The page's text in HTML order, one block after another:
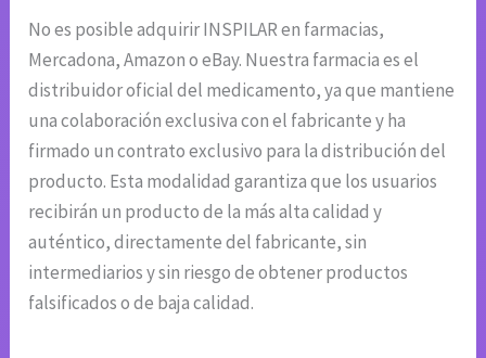
No es posible adquirir INSPILAR en farmacias,
Mercadona, Amazon o eBay. Nuestra farmacia es el
distribuidor oficial del medicamento, ya que mantiene
una colaboración exclusiva con el fabricante y ha
firmado un contrato exclusivo para la distribución del
producto. Esta modalidad garantiza que los usuarios
recibirán un producto de la más alta calidad y
auténtico, directamente del fabricante, sin
intermediarios y sin riesgo de obtener productos
falsificados o de baja calidad.